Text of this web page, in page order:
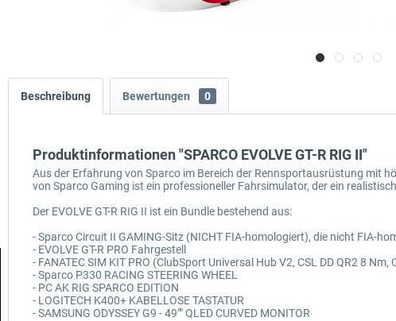
Beschreibung Bewertungen 0
Produktinformationen "SPARCO EVOLVE GT-R RIG II"
Aus der Erfahrung von Sparco im Bereich der Rennsportausrüstung mit
von Sparco Gaming ist ein professioneller Fahrsimulator, der ein
Der EVOLVE GT-R RIG II ist ein Bundle bestehend aus:
- Sparco Circuit II GAMING-Sitz (NICHT FIA-homologiert), die nicht FIA-
- EVOLVE GT-R PRO Fahrgestell
- FANATEC SIM KIT PRO (ClubSport Universal Hub V2, CSL DD QR2 8
- Sparco P330 RACING STEERING WHEEL
- PC AK RIG SPARCO EDITION
- LOGITECH K400+ KABELLOSE TASTATUR
- SAMSUNG ODYSSEY G9 - 49"" QLED CURVED MONITOR